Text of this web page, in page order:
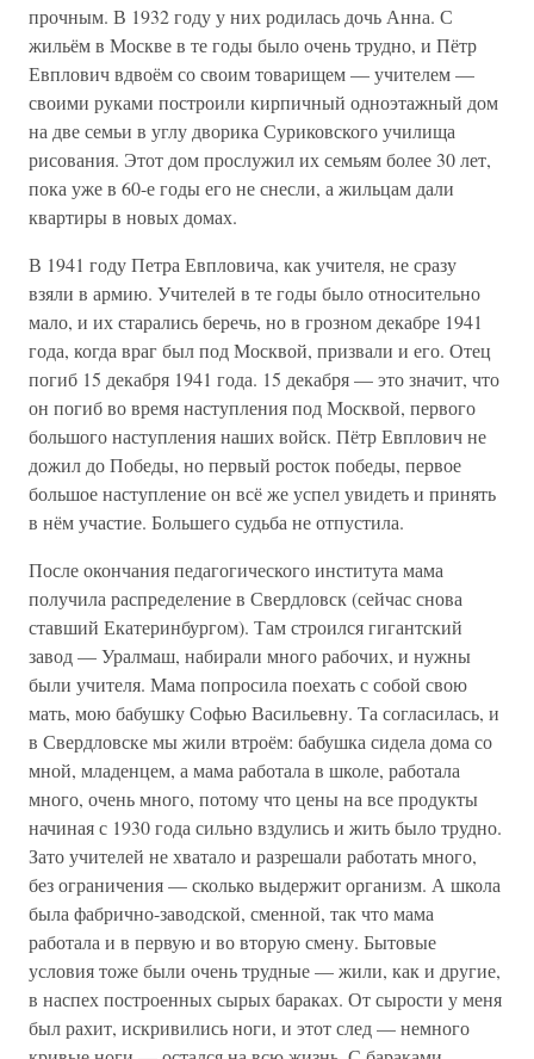
прочным. В 1932 году у них родилась дочь Анна. С
жильём в Москве в те годы было очень трудно, и Пётр
Евплович вдвоём со своим товарищем — учителем —
своими руками построили кирпичный одноэтажный дом
на две семьи в углу дворика Суриковского училища
рисования. Этот дом прослужил их семьям более 30 лет,
пока уже в 60-е годы его не снесли, а жильцам дали
квартиры в новых домах.
В 1941 году Петра Евпловича, как учителя, не сразу
взяли в армию. Учителей в те годы было относительно
мало, и их старались беречь, но в грозном декабре 1941
года, когда враг был под Москвой, призвали и его. Отец
погиб 15 декабря 1941 года. 15 декабря — это значит, что
он погиб во время наступления под Москвой, первого
большого наступления наших войск. Пётр Евплович не
дожил до Победы, но первый росток победы, первое
большое наступление он всё же успел увидеть и принять
в нём участие. Большего судьба не отпустила.
После окончания педагогического института мама
получила распределение в Свердловск (сейчас снова
ставший Екатеринбургом). Там строился гигантский
завод — Уралмаш, набирали много рабочих, и нужны
были учителя. Мама попросила поехать с собой свою
мать, мою бабушку Софью Васильевну. Та согласилась, и
в Свердловске мы жили втроём: бабушка сидела дома со
мной, младенцем, а мама работала в школе, работала
много, очень много, потому что цены на все продукты
начиная с 1930 года сильно вздулись и жить было трудно.
Зато учителей не хватало и разрешали работать много,
без ограничения — сколько выдержит организм. А школа
была фабрично-заводской, сменной, так что мама
работала и в первую и во вторую смену. Бытовые
условия тоже были очень трудные — жили, как и другие,
в наспех построенных сырых бараках. От сырости у меня
был рахит, искривились ноги, и этот след — немного